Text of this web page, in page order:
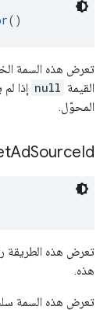
()
تعرض هذه السمة
القيمة null إذا
المحوّل.
AdSourceId
تعرض هذه الطريقة
هذه.
تعرِض هذه السمة